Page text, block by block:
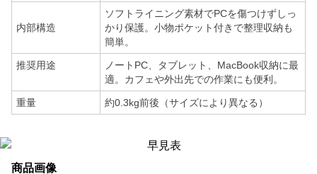
内部構造
ソフトライニング素材でPCを傷つけずしっ
かり保護。小物ポケット付きで整理収納も
簡単。
推奨用途
ノートPC、タブレット、MacBook収納に最
適。カフェや外出先での作業にも便利。
重量 約0.3kg前後（サイズにより異なる）
商品画像